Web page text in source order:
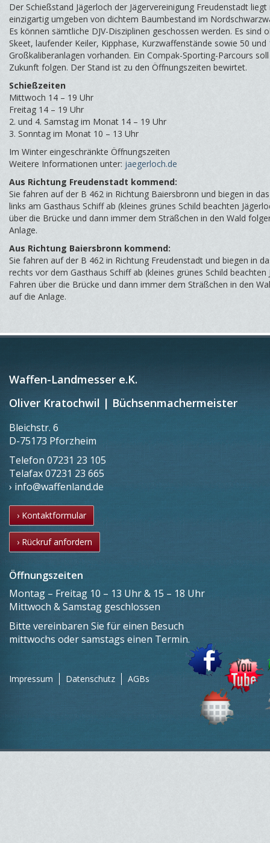
Der Schießstand Jägerloch der Jägervereinigung Freudenstadt liegt
einzigartig umgeben von dichtem Baumbestand im
Es können sämtliche DJV-Disziplinen geschossen werden. Es sind
Skeet, laufender Keiler, Kipphase, Kurzwaffenstände sowie 50 und
Großkaliberanlagen vorhanden. Ein Compak-Sporting-Parcours
Zukunft folgen. Der Stand ist zu den Öffnungszeiten bewirtet.
Schießzeiten
Mittwoch 14 – 19 Uhr
Freitag 14 – 19 Uhr
2. und 4. Samstag im Monat 14 – 19 Uhr
3. Sonntag im Monat 10 – 13 Uhr
Im Winter eingeschränkte Öffnungszeiten
Weitere Informationen unter: jaegerloch.de
Aus Richtung Freudenstadt kommend:
Sie fahren auf der B 462 in Richtung Baiersbronn und biegen in
links am Gasthaus Schiff ab (kleines grünes Schild beachten
über die Brücke und dann immer dem Sträßchen in den Wald
Anlage.
Aus Richtung Baiersbronn kommend:
Sie fahren auf der B 462 in Richtung Freudenstadt und biegen in
rechts vor dem Gasthaus Schiff ab (kleines grünes Schild beachten
Fahren über die Brücke und dann immer dem Sträßchen in den
auf die Anlage.
Waffen-Landmesser e.K.
Oliver Kratochwil | Büchsenmachermeister
Bleichstr. 6
D-75173 Pforzheim
Telefon 07231 23 105
Telafax07231 23 665
› info@waffenland.de
› Kontaktformular
› Rückruf anfordern
Öffnungszeiten
Montag – Freitag 10 – 13 Uhr & 15 – 18 Uhr
Mittwoch & Samstag geschlossen
Bitte vereinbaren Sie für einen Besuch
mittwochs oder samstags einen Termin.
Impressum Datenschutz AGBs